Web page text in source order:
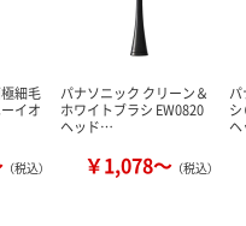
細毛
イオ
（税込）
パナソニック クリーン＆
ホワイトブラシ EW0820
ヘッド…
￥1,078～ （税込）
シ